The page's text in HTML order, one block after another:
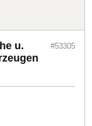
u.
#53305